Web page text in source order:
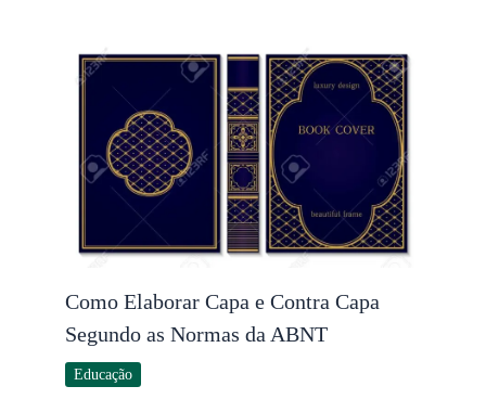
Como Elaborar Capa e Contra Capa
Segundo as Normas da ABNT
Educação